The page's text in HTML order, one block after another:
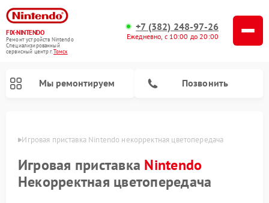
FIX-NINTENDO
Ремонт устройств Nintendo
Специализированный
cервисный центр г.Томск
+7 (382) 248-97-26
Ежедневно, с 10:00 до 20:00
Мы ремонтируем Позвонить
Игровая приставка Nintendo некорректная цветопередача
Игровая приставка Nintendo
Некорректная цветопередача